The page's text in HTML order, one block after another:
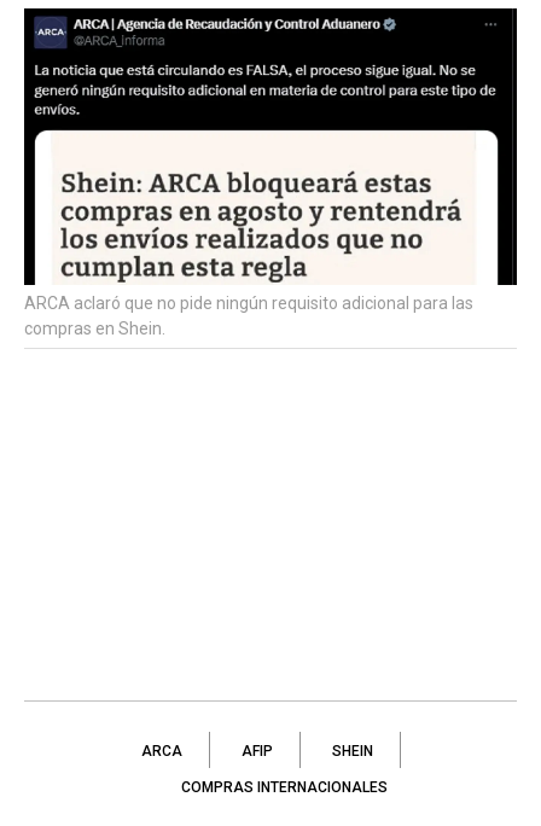
ARCA aclaró que no pide ningún requisito adicional para las
compras en Shein.
ARCA AFIP SHEIN
COMPRAS INTERNACIONALES